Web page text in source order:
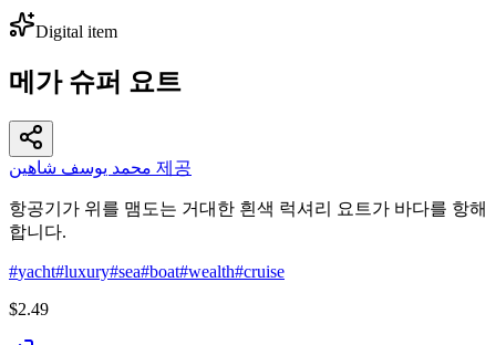
Digital item
메가 슈퍼 요트
محمد يوسف شاهين 제공
항공기가 위를 맴도는 거대한 흰색 럭셔리 요트가 바다를 항해
합니다.
#yacht#luxury#sea#boat#wealth#cruise
$2.49